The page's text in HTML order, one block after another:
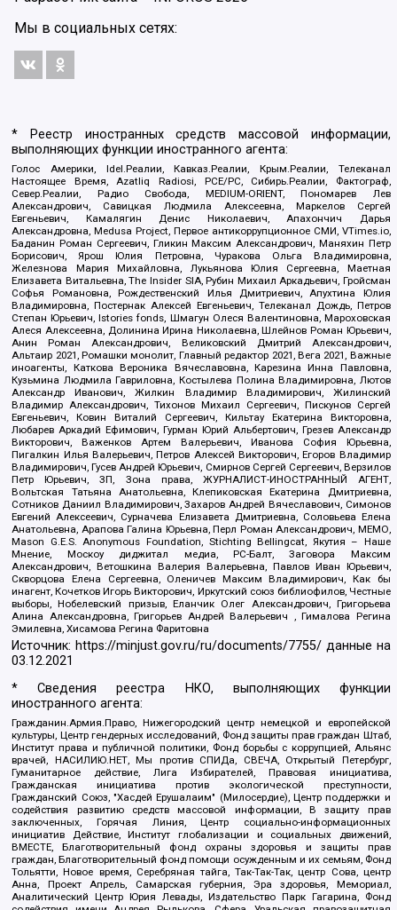
Мы в социальных сетях:
* Реестр иностранных средств массовой информации,
выполняющих функции иностранного агента:
Голос Америки, Idel.Реалии, Кавказ.Реалии, Крым.Реалии, Телеканал
Настоящее Время, Azatliq Radiosi, PCE/PC, Сибирь.Реалии, Фактограф,
Север.Реалии, Радио Свобода, MEDIUM-ORIENT, Пономарев Лев
Александрович, Савицкая Людмила Алексеевна, Маркелов Сергей
Евгеньевич, Камалягин Денис Николаевич, Апахончич Дарья
Александровна, Medusa Project, Первое антикоррупционное СМИ, VTimes.io,
Баданин Роман Сергеевич, Гликин Максим Александрович, Маняхин Петр
Борисович, Ярош Юлия Петровна, Чуракова Ольга Владимировна,
Железнова Мария Михайловна, Лукьянова Юлия Сергеевна, Маетная
Елизавета Витальевна, The Insider SIA, Рубин Михаил Аркадьевич, Гройсман
Софья Романовна, Рождественский Илья Дмитриевич, Апухтина Юлия
Владимировна, Постернак Алексей Евгеньевич, Телеканал Дождь, Петров
Степан Юрьевич, Istories fonds, Шмагун Олеся Валентиновна, Мароховская
Алеся Алексеевна, Долинина Ирина Николаевна, Шлейнов Роман Юрьевич,
Анин Роман Александрович, Великовский Дмитрий Александрович,
Альтаир 2021, Ромашки монолит, Главный редактор 2021, Вега 2021, Важные
иноагенты, Каткова Вероника Вячеславовна, Карезина Инна Павловна,
Кузьмина Людмила Гавриловна, Костылева Полина Владимировна, Лютов
Александр Иванович, Жилкин Владимир Владимирович, Жилинский
Владимир Александрович, Тихонов Михаил Сергеевич, Пискунов Сергей
Евгеньевич, Ковин Виталий Сергеевич, Кильтау Екатерина Викторовна,
Любарев Аркадий Ефимович, Гурман Юрий Альбертович, Грезев Александр
Викторович, Важенков Артем Валерьевич, Иванова София Юрьевна,
Пигалкин Илья Валерьевич, Петров Алексей Викторович, Егоров Владимир
Владимирович, Гусев Андрей Юрьевич, Смирнов Сергей Сергеевич, Верзилов
Петр Юрьевич, ЗП, Зона права, ЖУРНАЛИСТ-ИНОСТРАННЫЙ АГЕНТ,
Вольтская Татьяна Анатольевна, Клепиковская Екатерина Дмитриевна,
Сотников Даниил Владимирович, Захаров Андрей Вячеславович, Симонов
Евгений Алексеевич, Сурначева Елизавета Дмитриевна, Соловьева Елена
Анатольевна, Арапова Галина Юрьевна, Перл Роман Александрович, МЕМО,
Mason G.E.S. Anonymous Foundation, Stichting Bellingcat, Якутия – Наше
Мнение, Москоу диджитал медиа, РС-Балт, Заговора Максим
Александрович, Ветошкина Валерия Валерьевна, Павлов Иван Юрьевич,
Скворцова Елена Сергеевна, Оленичев Максим Владимирович, Как бы
инагент, Кочетков Игорь Викторович, Иркутский союз библиофилов, Честные
выборы, Нобелевский призыв, Еланчик Олег Александрович, Григорьева
Алина Александровна, Григорьев Андрей Валерьевич , Гималова Регина
Эмилевна, Хисамова Регина Фаритовна
Источник: https://minjust.gov.ru/ru/documents/7755/ данные на
03.12.2021
* Сведения реестра НКО, выполняющих функции
иностранного агента:
Гражданин.Армия.Право, Нижегородский центр немецкой и европейской
культуры, Центр гендерных исследований, Фонд защиты прав граждан Штаб,
Институт права и публичной политики, Фонд борьбы с коррупцией, Альянс
врачей, НАСИЛИЮ.НЕТ, Мы против СПИДа, СВЕЧА, Открытый Петербург,
Гуманитарное действие, Лига Избирателей, Правовая инициатива,
Гражданская инициатива против экологической преступности,
Гражданский Союз, "Хасдей Ерушалаим" (Милосердие), Центр поддержки и
содействия развитию средств массовой информации, В защиту прав
заключенных, Горячая Линия, Центр социально-информационных
инициатив Действие, Институт глобализации и социальных движений,
ВМЕСТЕ, Благотворительный фонд охраны здоровья и защиты прав
граждан, Благотворительный фонд помощи осужденным и их семьям, Фонд
Тольятти, Новое время, Серебряная тайга, Так-Так-Так, центр Сова, центр
Анна, Проект Апрель, Самарская губерния, Эра здоровья, Мемориал,
Аналитический Центр Юрия Левады, Издательство Парк Гагарина, Фонд